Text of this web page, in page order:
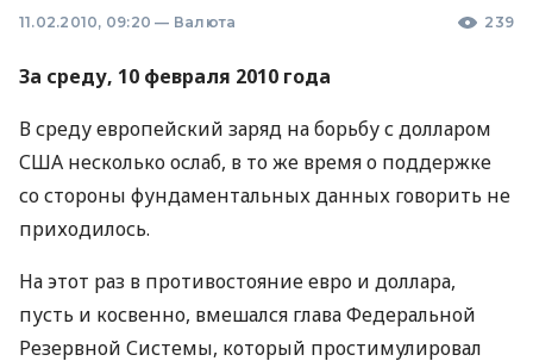
11.02.2010, 09:20 — Валюта 239
За среду, 10 февраля 2010 года
В среду европейский заряд на борьбу с долларом
США несколько ослаб, в то же время о поддержке
со стороны фундаментальных данных говорить не
приходилось.
На этот раз в противостояние евро и доллара,
пусть и косвенно, вмешался глава Федеральной
Резервной Системы, который простимулировал